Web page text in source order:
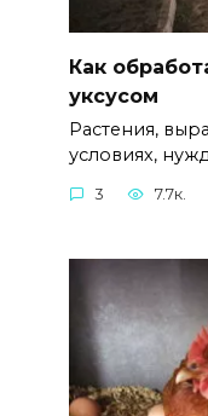
Как
уксусом
Растения,
условиях,
3 7.7к.